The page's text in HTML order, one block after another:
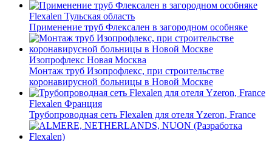
Flexalen Тульская область
Применение труб Флексален в загородном особняке
Изопрофлекс Новая Москва
Монтаж труб Изопрофлекс, при строительстве
коронавирусной больницы в Новой Москве
Flexalen Франция
Трубопроводная сеть Flexalen для отеля Yzeron, France